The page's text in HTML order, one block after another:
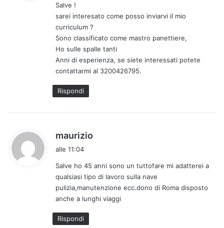
t
o
:
Salve !
sarei interesato come posso inviarvi il mio
curriculum ?
Sono classificato come mastro panettiere,
Ho sulle spalle tanti
Anni di esperienza, se siete interessati potete
contattarmi al 3200426795.
Rispondi
maurizio
e
t
t
o
alle 11:04
Salve ho 45 anni sono un tuttofare mi adatterei a
qualsiasi tipo di lavoro sulla nave
pulizia,manutenzione ecc.dono di Roma disposto
anche a lunghi viaggi
Rispondi